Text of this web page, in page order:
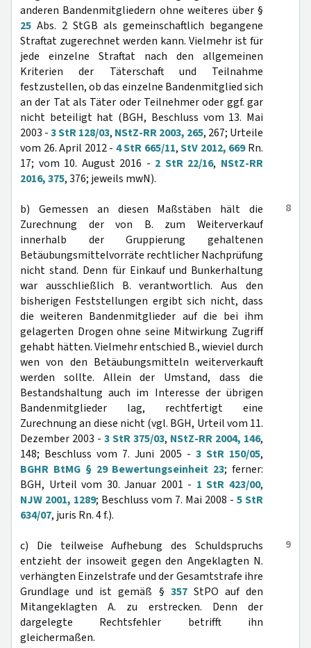
anderen Bandenmitgliedern ohne weiteres über §
25 Abs. 2 StGB als gemeinschaftlich begangene
Straftat zugerechnet werden kann. Vielmehr ist für
jede einzelne Straftat nach den allgemeinen
Kriterien der Täterschaft und Teilnahme
festzustellen, ob das einzelne Bandenmitglied sich
an der Tat als Täter oder Teilnehmer oder ggf. gar
nicht beteiligt hat (BGH, Beschluss vom 13. Mai
2003 -3 StR 128/03, NStZ-RR 2003, 265, 267; Urteile
vom 26. April 2012 - 4 StR 665/11,StV 2012, 669Rn.
17; vom 10. August 2016 - 2 StR 22/16, NStZ-RR
2016, 375, 376; jeweils mwN).
8
b) Gemessen an diesen Maßstäben hält die
Zurechnung der von B. zum Weiterverkauf
innerhalb der Gruppierung gehaltenen
Betäubungsmittelvorräte rechtlicher Nachprüfung
nicht stand. Denn für Einkauf und Bunkerhaltung
war ausschließlich B. verantwortlich. Aus den
bisherigen Feststellungen ergibt sich nicht, dass
die weiteren Bandenmitglieder auf die bei ihm
gelagerten Drogen ohne seine Mitwirkung Zugriff
gehabt hätten. Vielmehr entschied B., wieviel durch
wen von den Betäubungsmitteln weiterverkauft
werden sollte. Allein der Umstand, dass die
Bestandshaltung auch im Interesse der übrigen
Bandenmitglieder lag, rechtfertigt eine
Zurechnung an diese nicht (vgl. BGH, Urteil vom 11.
Dezember 2003 - 3 StR 375/03, NStZ-RR 2004, 146,
148; Beschluss vom 7. Juni 2005 - 3 StR 150/05,
BGHR BtMG § 29 Bewertungseinheit 23; ferner:
BGH, Urteil vom 30. Januar 2001 - 1 StR 423/00,
NJW 2001, 1289; Beschluss vom 7. Mai 2008 - 5 StR
634/07, juris Rn. 4 f.).
9
c) Die teilweise Aufhebung des Schuldspruchs
entzieht der insoweit gegen den Angeklagten N.
verhängten Einzelstrafe und der Gesamtstrafe ihre
Grundlage und ist gemäß § 357StPO auf den
Mitangeklagten A. zu erstrecken. Denn der
dargelegte Rechtsfehler betrifft ihn
gleichermaßen.